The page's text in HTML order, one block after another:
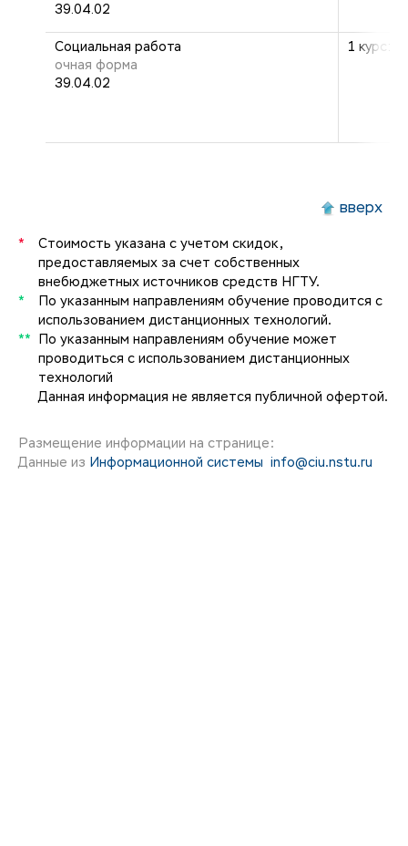
39.04.02
Социальная работа
очная форма
39.04.02
1 курс:
вверх
*
Стоимость указана с учетом скидок,
предоставляемых за счет собственных
внебюджетных источников средств НГТУ.
*
По указанным направлениям обучение проводится с
использованием дистанционных технологий.
**
По указанным направлениям обучение может
проводиться с использованием дистанционных
технологий
Данная информация не является публичной офертой.
Размещение информации на странице:
Данные из Информационной системы info@ciu.nstu.ru